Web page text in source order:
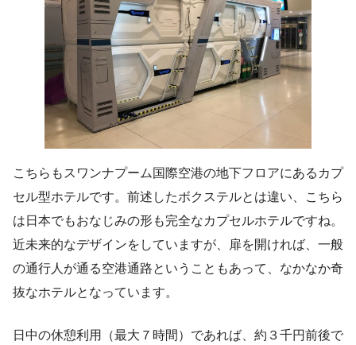
こちらもスワンナプーム国際空港の地下フロアにあるカプ
セル型ホテルです。前述したボクステルとは違い、こちら
は日本でもおなじみの形も完全なカプセルホテルですね。
近未来的なデザインをしていますが、扉を開ければ、一般
の通行人が通る空港通路ということもあって、なかなか奇
抜なホテルとなっています。
日中の休憩利用（最大７時間）であれば、約３千円前後で